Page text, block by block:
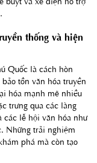
thống và hiện
Quốc là cách hòn
tồn văn hóa truyền
hóa mạnh mẽ nhiều
trưng qua các làng
các lễ hội văn hóa như
Những trải nghiệm
phá mà còn tạo